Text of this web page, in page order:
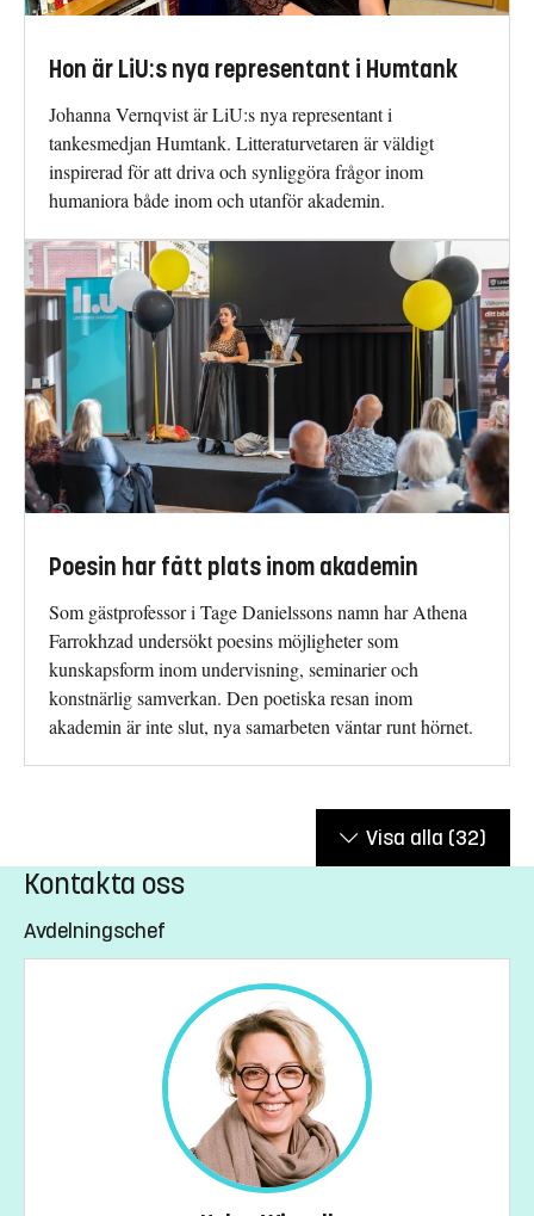
Hon är LiU:s nya representant i Humtank
Johanna Vernqvist är LiU:s nya representant i
tankesmedjan Humtank. Litteraturvetaren är väldigt
inspirerad för att driva och synliggöra frågor inom
humaniora både inom och utanför akademin.
Poesin har fått plats inom akademin
Som gästprofessor i Tage Danielssons namn har Athena
Farrokhzad undersökt poesins möjligheter som
kunskapsform inom undervisning, seminarier och
konstnärlig samverkan. Den poetiska resan inom
akademin är inte slut, nya samarbeten väntar runt hörnet.
Visa alla (32)
Kontakta oss
Avdelningschef